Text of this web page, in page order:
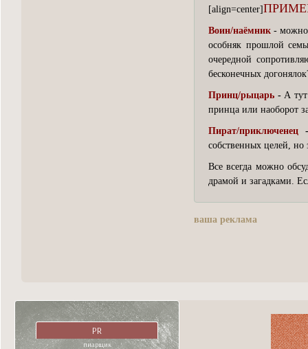
[align=center]
Воин/наёмник - можно
особняк прошлой
очередной
бесконечных
Принц/рыцарь - А
принца или наоборот
Пират/приключенец
собственных целей, но
Все всегда можно
драмой и загадками.
ваша реклама
PR
пиарщик